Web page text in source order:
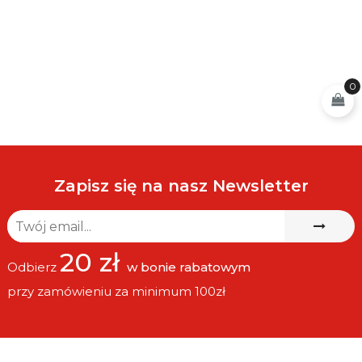
Zapisz się na nasz Newsletter
Odbierz 20 zł w bonie rabatowym
przy zamówieniu za minimum 100zł
0